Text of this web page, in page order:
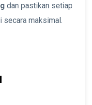
dan pastikan setiap
secara maksimal.